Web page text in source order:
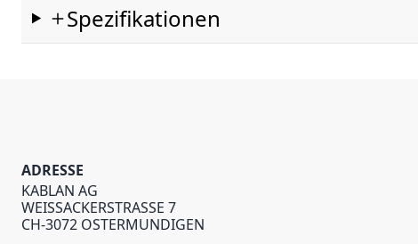
Spezifikationen
ADRESSE
KABLAN AG
WEISSACKERSTRASSE 7
CH-3072 OSTERMUNDIGEN